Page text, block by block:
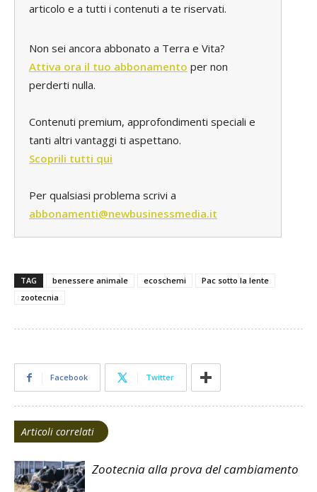
articolo e a tutti i contenuti a te riservati.
Non sei ancora abbonato a Terra e Vita?
Attiva ora il tuo abbonamento per non
perderti nulla.
Contenuti premium, approfondimenti speciali e
tanti altri vantaggi ti aspettano.
Scoprili tutti qui
Per qualsiasi problema scrivi a
abbonamenti@newbusinessmedia.it
TAG benessere animale ecoschemi
Pac sotto la lente
zootecnia
Facebook Twitter
Articoli correlati
Zootecnia alla prova del cambiamento